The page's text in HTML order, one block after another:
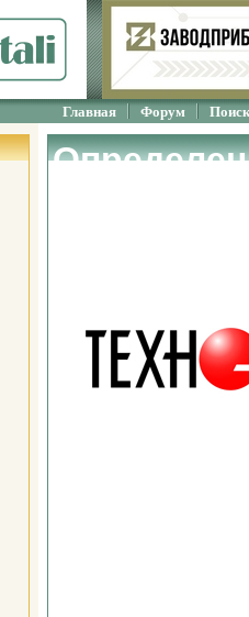
Главная Форум Поиск